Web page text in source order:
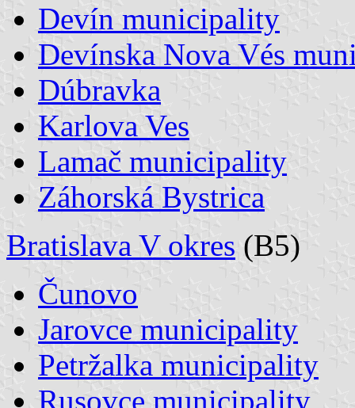
Devín municipality
Devínska Nova Vés
Dúbravka
Karlova Ves
Lamač municipality
Záhorská Bystrica
Bratislava V okres (B5)
Čunovo
Jarovce municipality
Petržalka municipality
Rusovce municipality